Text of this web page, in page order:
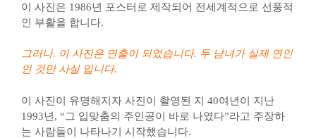
이 사진은 1986년 포스터로 제작되어 전세계적으로 선풍적
인 부활을 합니다.
그러나. 이 사진은 연출이 되었습니다. 두 남녀가 실제 연인
인 것만 사실 입니다.
이 사진이 유명해지자 사진이 촬영된 지 40여년이 지난
1993년, “그 입맞춤의 주인공이 바로 나였다”라고 주장하
는 사람들이 나타나기 시작했습니다.